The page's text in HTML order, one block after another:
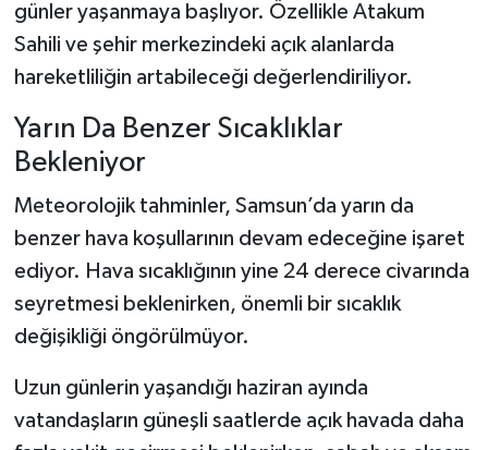
günler yaşanmaya başlıyor. Özellikle Atakum
Sahili ve şehir merkezindeki açık alanlarda
hareketliliğin artabileceği değerlendiriliyor.
Yarın Da Benzer Sıcaklıklar
Bekleniyor
Meteorolojik tahminler, Samsun’da yarın da
benzer hava koşullarının devam edeceğine işaret
ediyor. Hava sıcaklığının yine 24 derece civarında
seyretmesi beklenirken, önemli bir sıcaklık
değişikliği öngörülmüyor.
Uzun günlerin yaşandığı haziran ayında
vatandaşların güneşli saatlerde açık havada daha